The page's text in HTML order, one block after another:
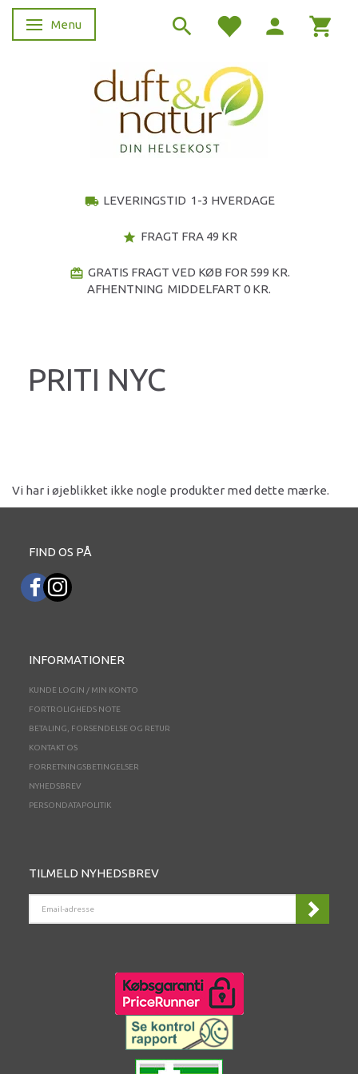
Skifte navigation
Menu
local_shipping LEVERINGSTID 1-3 HVERDAGE
star FRAGT FRA 49 KR
redeem GRATIS FRAGT VED KØB FOR 599 KR.
AFHENTNING MIDDELFART 0 KR.
PRITI NYC
Vi har i øjeblikket ikke nogle produkter med dette mærke.
FIND OS PÅ
INFORMATIONER
KUNDE LOGIN / MIN KONTO
FORTROLIGHEDS NOTE
BETALING, FORSENDELSE OG RETUR
KONTAKT OS
FORRETNINGSBETINGELSER
NYHEDSBREV
PERSONDATAPOLITIK
TILMELD NYHEDSBREV
ADRESSE